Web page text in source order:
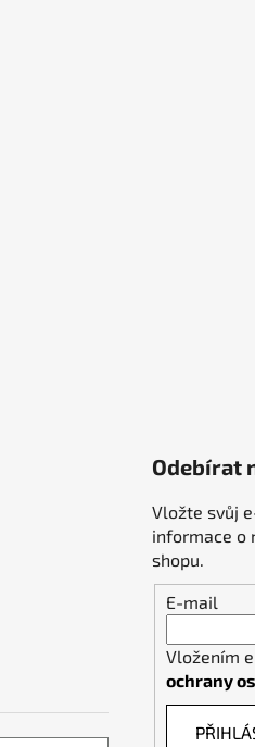
Odebírat
Vložte svůj
informace o
shopu.
E-mail
Vložením
ochrany